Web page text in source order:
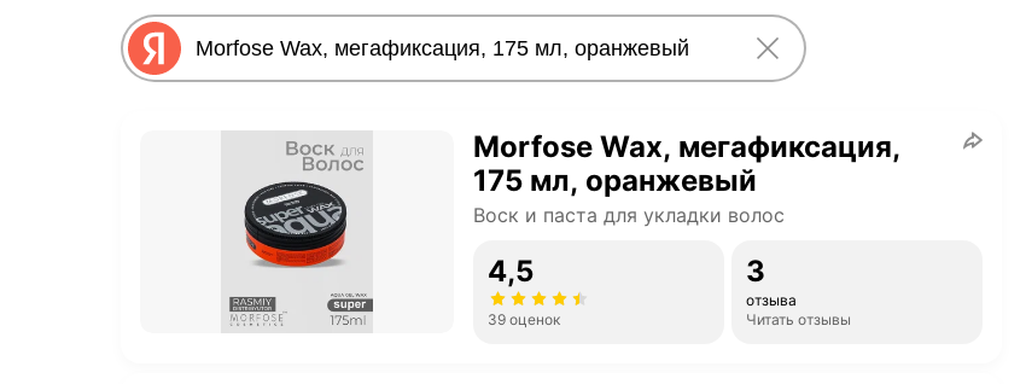
Morfose Wax, мегафиксация,
175 мл, оранжевый
Воск и паста для укладки волос
4,5
39 оценок
3
отзыва
Читать отзывы